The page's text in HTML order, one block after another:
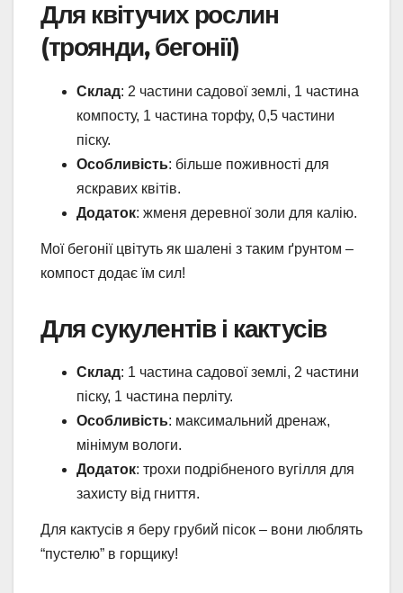
Для квітучих рослин
(троянди, бегонії)
Склад: 2 частини садової землі, 1 частина
компосту, 1 частина торфу, 0,5 частини
піску.
Особливість: більше поживності для
яскравих квітів.
Додаток: жменя деревної золи для калію.
Мої бегонії цвітуть як шалені з таким ґрунтом –
компост додає їм сил!
Для сукулентів і кактусів
Склад: 1 частина садової землі, 2 частини
піску, 1 частина перліту.
Особливість: максимальний дренаж,
мінімум вологи.
Додаток: трохи подрібненого вугілля для
захисту від гниття.
Для кактусів я беру грубий пісок – вони люблять
“пустелю” в горщику!